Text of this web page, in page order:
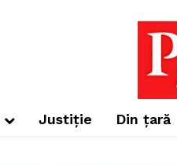
Justiție Din țară